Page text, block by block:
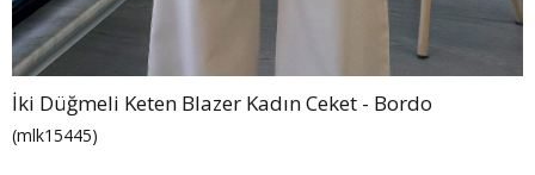
İki Düğmeli Keten Blazer Kadın Ceket - Bordo
(mlk15445)